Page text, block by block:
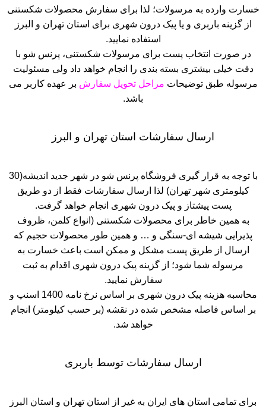
خسارت وارده به مرسولات؛ لذا برای سفارش محصولات شکستنی
از گزینه باربری و یا پیک درون شهری برای استان تهران و البرز
استفاده نمایید.
در صورت انتخاب پست برای مرسولات شکستنی، پرنس شو با
دقت خیلی بیشتری بسته بندی را انجام خواهد داد ولی مسئولیت
مرسوله طبق توضیحات مراحل تحویل سفارش بر عهده کاربر می
باشد.
ارسال سفارشات استان تهران و البرز
با توجه به قرار گیری فروشگاه پرنس شو در شهر جدید اندیشه(30
کیلومتری شهر تهران) لذا ارسال سفارشات فقط از دو طریق
پست پیشتاز و پیک درون شهری انجام خواهد گرفت.
به همین خاطر برای محصولات شکستنی (انواع کلمن، ظروف
پذیرایی شیشه ای-سنگی و … و همین طور محصولات حجیم که
ارسال از طریق پست مشکل و ممکن است باعث خسارت به
مرسوله شما شود؛ از گزینه پیک درون شهری اقدام به ثبت
سفارش نمایید.
محاسبه هزینه پیک درون شهری بر اساس نرخ نامه 1400 اسنپ و
بر اساس فاصله مشخص شده در نقشه (بر حسب کیلومتر) انجام
خواهد شد.
ارسال سفارشات توسط باربری
برای تمامی استان های ایران به غیر از استان تهران و استان البرز